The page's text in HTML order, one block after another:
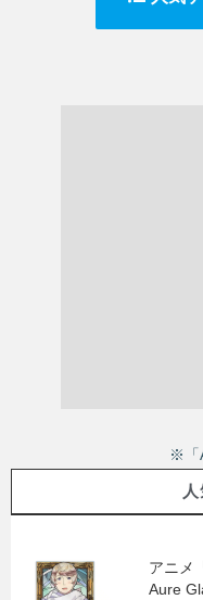
※「
アニメ
Aure